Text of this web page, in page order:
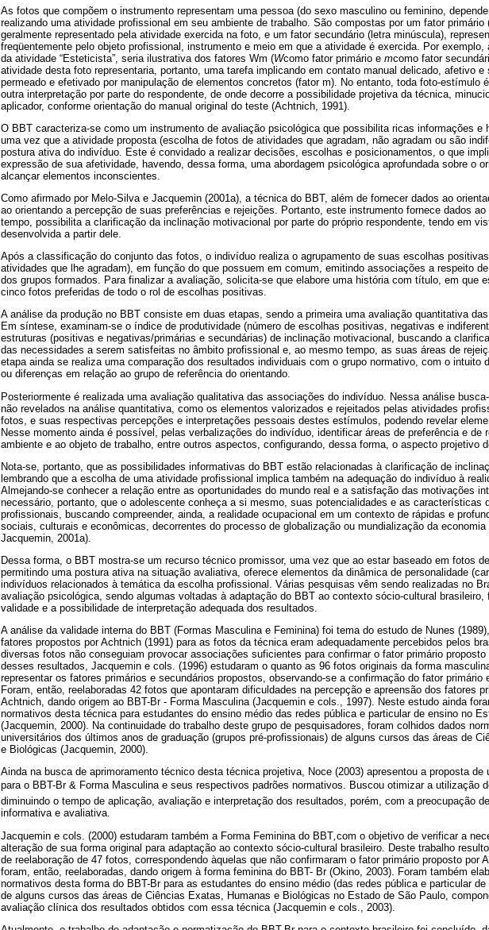
As fotos que compõem o instrumento representam uma pessoa (do sexo masculino ou feminino,
realizando uma atividade profissional em seu ambiente de trabalho. São compostas por um fator primário
geralmente representado pela atividade exercida na foto, e um fator secundário (letra minúscula),
freqüentemente pelo objeto profissional, instrumento e meio em que a atividade é exercida. Por exemplo,
da atividade “Esteticista”, seria ilustrativa dos fatores Wm (Wcomo fator primário e mcomo fator
atividade desta foto representaria, portanto, uma tarefa implicando em contato manual delicado, afetivo e
permeado e efetivado por manipulação de elementos concretos (fator m). No entanto, toda foto-estímulo
outra interpretação por parte do respondente, de onde decorre a possibilidade projetiva da técnica,
aplicador, conforme orientação do manual original do teste (Achtnich, 1991).
O BBT caracteriza-se como um instrumento de avaliação psicológica que possibilita ricas informações e
uma vez que a atividade proposta (escolha de fotos de atividades que agradam, não agradam ou são
postura ativa do indivíduo. Este é convidado a realizar decisões, escolhas e posicionamentos, o que
expressão de sua afetividade, havendo, dessa forma, uma abordagem psicológica aprofundada sobre o
alcançar elementos inconscientes.
Como afirmado por Melo-Silva e Jacquemin (2001a), a técnica do BBT, além de fornecer dados ao
ao orientando a percepção de suas preferências e rejeições. Portanto, este instrumento fornece dados
tempo, possibilita a clarificação da inclinação motivacional por parte do próprio respondente, tendo em
desenvolvida a partir dele.
Após a classificação do conjunto das fotos, o indivíduo realiza o agrupamento de suas escolhas
atividades que lhe agradam), em função do que possuem em comum, emitindo associações a respeito
dos grupos formados. Para finalizar a avaliação, solicita-se que elabore uma história com título, em que
cinco fotos preferidas de todo o rol de escolhas positivas.
A análise da produção no BBT consiste em duas etapas, sendo a primeira uma avaliação quantitativa
Em síntese, examinam-se o índice de produtividade (número de escolhas positivas, negativas e
estruturas (positivas e negativas/primárias e secundárias) de inclinação motivacional, buscando a
das necessidades a serem satisfeitas no âmbito profissional e, ao mesmo tempo, as suas áreas de
etapa ainda se realiza uma comparação dos resultados individuais com o grupo normativo, com o intuito
ou diferenças em relação ao grupo de referência do orientando.
Posteriormente é realizada uma avaliação qualitativa das associações do indivíduo. Nessa análise
não revelados na análise quantitativa, como os elementos valorizados e rejeitados pelas atividades
fotos, e suas respectivas percepções e interpretações pessoais destes estímulos, podendo revelar
Nesse momento ainda é possível, pelas verbalizações do indivíduo, identificar áreas de preferência e de
ambiente e ao objeto de trabalho, entre outros aspectos, configurando, dessa forma, o aspecto projetivo
Nota-se, portanto, que as possibilidades informativas do BBT estão relacionadas à clarificação de
lembrando que a escolha de uma atividade profissional implica também na adequação do indivíduo à
Almejando-se conhecer a relação entre as oportunidades do mundo real e a satisfação das motivações
necessário, portanto, que o adolescente conheça a si mesmo, suas potencialidades e as características
profissionais, buscando compreender, ainda, a realidade ocupacional em um contexto de rápidas e
sociais, culturais e econômicas, decorrentes do processo de globalização ou mundialização da economia
Jacquemin, 2001a).
Dessa forma, o BBT mostra-se um recurso técnico promissor, uma vez que ao estar baseado em fotos
permitindo uma postura ativa na situação avaliativa, oferece elementos da dinâmica de personalidade
indivíduos relacionados à temática da escolha profissional. Várias pesquisas vêm sendo realizadas no
avaliação psicológica, sendo algumas voltadas à adaptação do BBT ao contexto sócio-cultural brasileiro,
validade e a possibilidade de interpretação adequada dos resultados.
A análise da validade interna do BBT (Formas Masculina e Feminina) foi tema do estudo de Nunes
fatores propostos por Achtnich (1991) para as fotos da técnica eram adequadamente percebidos pelos
diversas fotos não conseguiam provocar associações suficientes para confirmar o fator primário proposto
desses resultados, Jacquemin e cols. (1996) estudaram o quanto as 96 fotos originais da forma
representar os fatores primários e secundários propostos, observando-se a confirmação do fator primário
Foram, então, reelaboradas 42 fotos que apontaram dificuldades na percepção e apreensão dos fatores
Achtnich, dando origem ao BBT-Br - Forma Masculina (Jacquemin e cols., 1997). Neste estudo ainda
normativos desta técnica para estudantes do ensino médio das redes pública e particular de ensino no
(Jacquemin, 2000). Na continuidade do trabalho deste grupo de pesquisadores, foram colhidos dados
universitários dos últimos anos de graduação (grupos pré-profissionais) de alguns cursos das áreas de
e Biológicas (Jacquemin, 2000).
Ainda na busca de aprimoramento técnico desta técnica projetiva, Noce (2003) apresentou a proposta de
para o BBT-Br & Forma Masculina e seus respectivos padrões normativos. Buscou otimizar a utilização
diminuindo o tempo de aplicação, avaliação e interpretação dos resultados, porém, com a preocupação
informativa e avaliativa.
Jacquemin e cols. (2000) estudaram também a Forma Feminina do BBT com o objetivo de verificar a
alteração de sua forma original para adaptação ao contexto sócio-cultural brasileiro. Deste trabalho
de reelaboração de 47 fotos, correspondendo àquelas que não confirmaram o fator primário proposto por
foram, então, reelaboradas, dando origem à forma feminina do BBT- Br (Okino, 2003). Foram também
normativos desta forma do BBT-Br para as estudantes do ensino médio (das redes pública e particular
de alguns cursos das áreas de Ciências Exatas, Humanas e Biológicas no Estado de São Paulo,
avaliação clínica dos resultados obtidos com essa técnica (Jacquemin e cols., 2003).